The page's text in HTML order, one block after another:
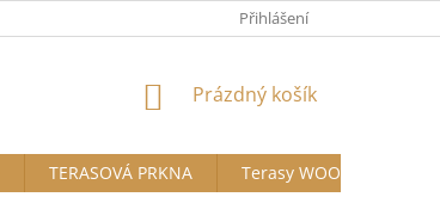
Přihlášení
NÁKUPNÍ
Prázdný košík
TERASOVÁ PRKNA
Terasy WOODPLASTIC®